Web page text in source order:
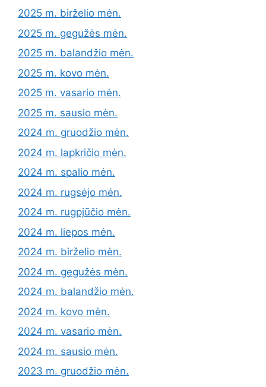
2025 m. birželio mėn.
2025 m. gegužės mėn.
2025 m. balandžio mėn.
2025 m. kovo mėn.
2025 m. vasario mėn.
2025 m. sausio mėn.
2024 m. gruodžio mėn.
2024 m. lapkričio mėn.
2024 m. spalio mėn.
2024 m. rugsėjo mėn.
2024 m. rugpjūčio mėn.
2024 m. liepos mėn.
2024 m. birželio mėn.
2024 m. gegužės mėn.
2024 m. balandžio mėn.
2024 m. kovo mėn.
2024 m. vasario mėn.
2024 m. sausio mėn.
2023 m. gruodžio mėn.